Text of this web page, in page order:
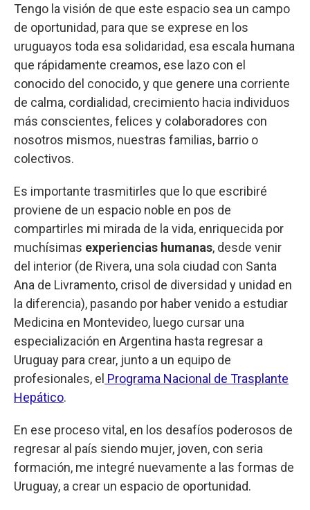
Tengo la visión de que este espacio sea un campo
de oportunidad, para que se exprese en los
uruguayos toda esa solidaridad, esa escala humana
que rápidamente creamos, ese lazo con el
conocido del conocido, y que genere una corriente
de calma, cordialidad, crecimiento hacia individuos
más conscientes, felices y colaboradores con
nosotros mismos, nuestras familias, barrio o
colectivos.
Es importante trasmitirles que lo que escribiré
proviene de un espacio noble en pos de
compartirles mi mirada de la vida, enriquecida por
muchísimas experiencias humanas, desde venir
del interior (de Rivera, una sola ciudad con Santa
Ana de Livramento, crisol de diversidad y unidad en
la diferencia), pasando por haber venido a estudiar
Medicina en Montevideo, luego cursar una
especialización en Argentina hasta regresar a
Uruguay para crear, junto a un equipo de
profesionales, el Programa Nacional de Trasplante
Hepático.
En ese proceso vital, en los desafíos poderosos de
regresar al país siendo mujer, joven, con seria
formación, me integré nuevamente a las formas de
Uruguay, a crear un espacio de oportunidad.